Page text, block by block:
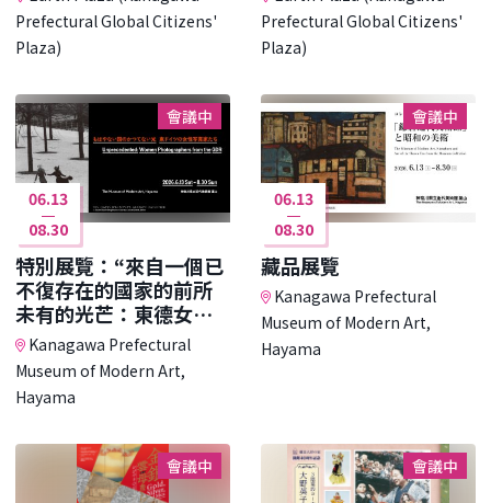
Prefectural Global Citizens'
Plaza)
Prefectural Global Citizens'
Plaza)
會議中
06.13
08.30
特別展覽：“來自一個已
不復存在的國家的前所
未有的光芒：東德女性
攝影師作品展”
Kanagawa Prefectural
Museum of Modern Art,
Hayama
會議中
06.13
08.30
藏品展覽
Kanagawa Prefectural
Museum of Modern Art,
Hayama
會議中 會議中